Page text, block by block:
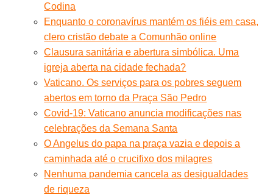
Codina
Enquanto o coronavírus mantém os fiéis em casa,
clero cristão debate a Comunhão online
Clausura sanitária e abertura simbólica. Uma
igreja aberta na cidade fechada?
Vaticano. Os serviços para os pobres seguem
abertos em torno da Praça São Pedro
Covid-19: Vaticano anuncia modificações nas
celebrações da Semana Santa
O Angelus do papa na praça vazia e depois a
caminhada até o crucifixo dos milagres
Nenhuma pandemia cancela as desigualdades
de riqueza